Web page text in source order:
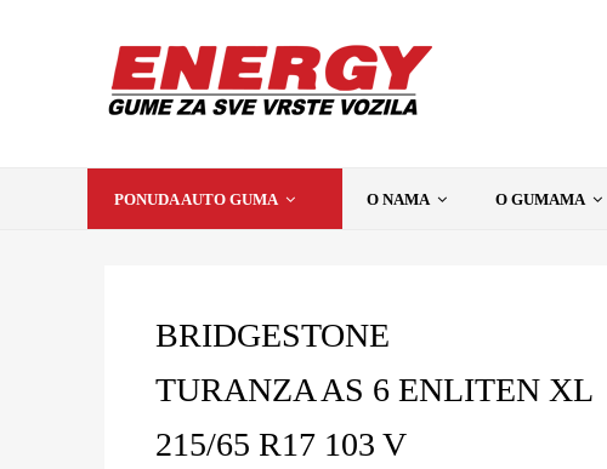
PONUDA AUTO GUMA O NAMA O GUMAMA
BRIDGESTONE
TURANZA AS 6 ENLITEN XL
215/65 R17 103 V